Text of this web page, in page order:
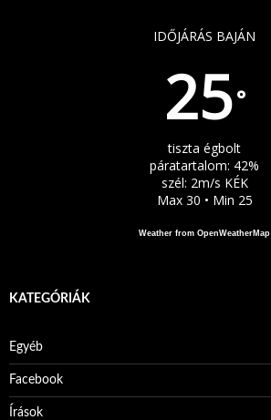
IDŐJÁRÁS BAJÁN
25°
tiszta égbolt
páratartalom: 42%
szél: 2m/s KÉK
Max 30 • Min 25
Weather from OpenWeatherMap
KATEGÓRIÁK
Egyéb
Facebook
Írások